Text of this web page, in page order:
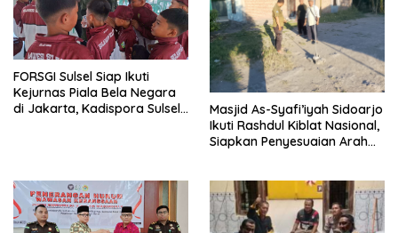
FORSGI Sulsel Siap Ikuti
Kejurnas Piala Bela Negara
di Jakarta, Kadispora Sulsel
Masjid As-Syafi’iyah Sidoarjo
Ikuti Rashdul Kiblat Nasional,
Siapkan Penyesuaian Arah